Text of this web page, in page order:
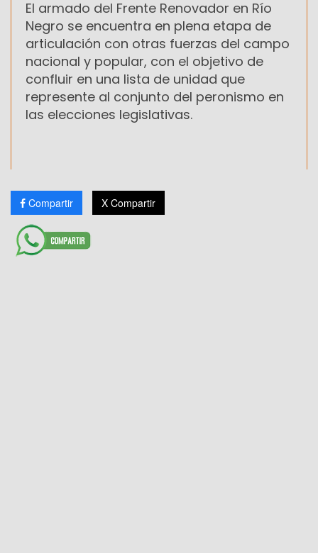
El armado del Frente Renovador en Río
Negro se encuentra en plena etapa de
articulación con otras fuerzas del campo
nacional y popular, con el objetivo de
confluir en una lista de unidad que
represente al conjunto del peronismo en
las elecciones legislativas.
Compartir X Compartir